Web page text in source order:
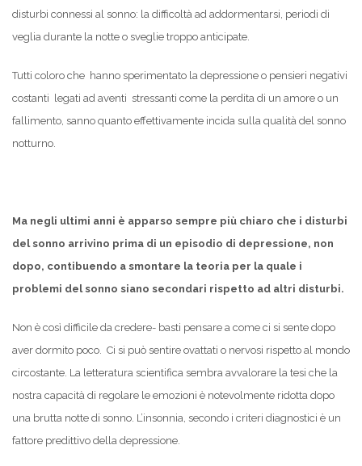
disturbi connessi al sonno: la difficoltà ad addormentarsi, periodi di
veglia durante la notte o sveglie troppo anticipate.
Tutti coloro che hanno sperimentato la depressione o pensieri negativi
costanti legati ad aventi stressanti come la perdita di un amore o un
fallimento, sanno quanto effettivamente incida sulla qualità del sonno
notturno.
Ma negli ultimi anni è apparso sempre più chiaro che i disturbi
del sonno arrivino prima di un episodio di depressione, non
dopo, contibuendo a smontare la teoria per la quale i
problemi del sonno siano secondari rispetto ad altri disturbi.
Non è così difficile da credere- basti pensare a come ci si sente dopo
aver dormito poco. Ci si può sentire ovattati o nervosi rispetto al mondo
circostante. La letteratura scientifica sembra avvalorare la tesi che la
nostra capacità di regolare le emozioni è notevolmente ridotta dopo
una brutta notte di sonno. L’insonnia, secondo i criteri diagnostici è un
fattore predittivo della depressione.